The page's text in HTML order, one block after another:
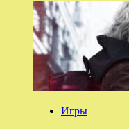
о
Capcom
готовит
«ужасающий
взгляд»
на
Resident
Requiem
Игры